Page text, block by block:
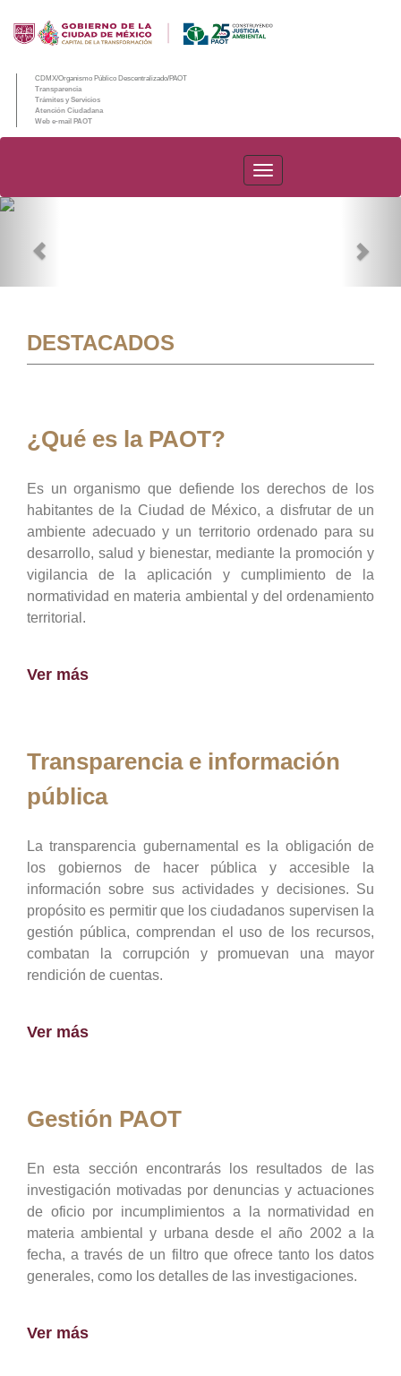
CDMX/Organismo Público Descentralizado/PAOT
Transparencia
Trámites y Servicios
Atención Ciudadana
Web e-mail PAOT
PAOT
DESTACADOS
¿Qué es la PAOT?
Es un organismo que defiende los derechos de los
habitantes de la Ciudad de México, a disfrutar de un
ambiente adecuado y un territorio ordenado para su
desarrollo, salud y bienestar, mediante la promoción y
vigilancia de la aplicación y cumplimiento de la
normatividad en materia ambiental y del ordenamiento
territorial.
Ver más
Transparencia e información
pública
La transparencia gubernamental es la obligación de
los gobiernos de hacer pública y accesible la
información sobre sus actividades y decisiones. Su
propósito es permitir que los ciudadanos supervisen la
gestión pública, comprendan el uso de los recursos,
combatan la corrupción y promuevan una mayor
rendición de cuentas.
Ver más
Gestión PAOT
En esta sección encontrarás los resultados de las
investigación motivadas por denuncias y actuaciones
de oficio por incumplimientos a la normatividad en
materia ambiental y urbana desde el año 2002 a la
fecha, a través de un filtro que ofrece tanto los datos
generales, como los detalles de las investigaciones.
Ver más